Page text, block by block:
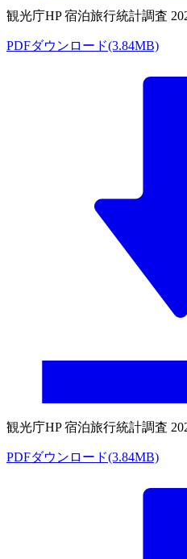
観光庁HP 宿泊旅行統計調査
PDFダウンロード(3.84MB)
観光庁HP 宿泊旅行統計調査
PDFダウンロード(3.84MB)